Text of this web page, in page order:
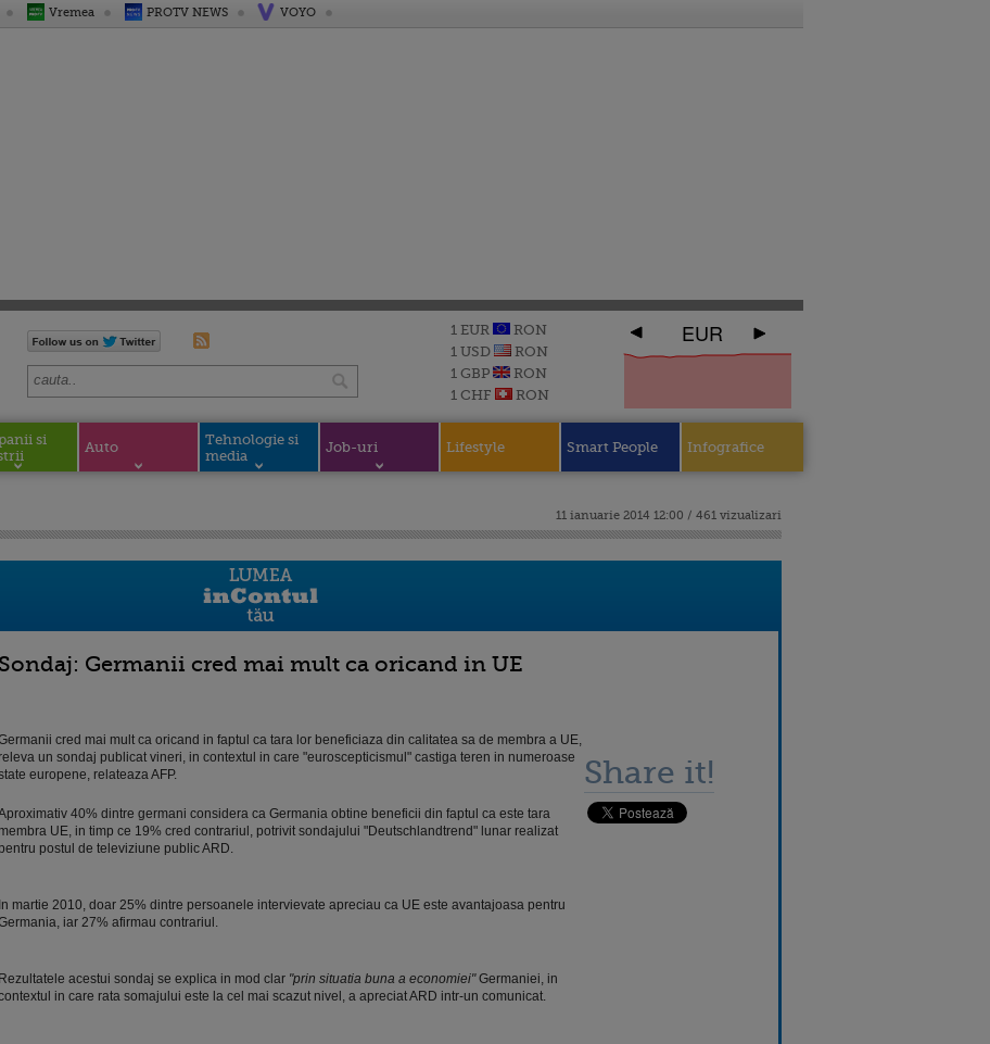
Vremea PROTV NEWS VOYO
1 EUR
RON
1 USD
RON
1 GBP
RON
1 CHF
RON
EUR
si
Auto
Tehnologie si
media
Job-uri Lifestyle Smart People Infografice
11 ianuarie 2014 12:00 / 461 vizualizari
Sondaj: Germanii cred mai mult ca oricand in UE
cred mai mult ca oricand in faptul ca tara lor beneficiaza din calitatea sa de membra a UE,
releva un sondaj publicat vineri, in contextul in care "euroscepticismul" castiga teren in numeroase
europene, relateaza AFP.
40% dintre germani considera ca Germania obtine beneficii din faptul ca este tara
membra UE, in timp ce 19% cred contrariul, potrivit sondajului "Deutschlandtrend" lunar realizat
pentru postul de televiziune public ARD.
In martie 2010, doar 25% dintre persoanele intervievate apreciau ca UE este avantajoasa pentru
iar 27% afirmau contrariul.
Rezultatele acestui sondaj se explica in mod clar"prin situatia buna a economiei"Germaniei, in
in care rata somajului este la cel mai scazut nivel, a apreciat ARD intr-un comunicat.
Share it!